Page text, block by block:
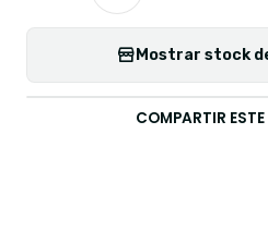
Mostrar stock
COMPARTIR